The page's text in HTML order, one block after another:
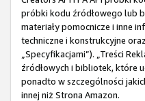
próbki kodu źródłowego lub
materiały pomocnicze i inne
techniczne i konstrukcyjne
„Specyfikacjami”). „Treści
źródłowych i bibliotek, które
ponadto w szczególności
innej niż Strona Amazon.